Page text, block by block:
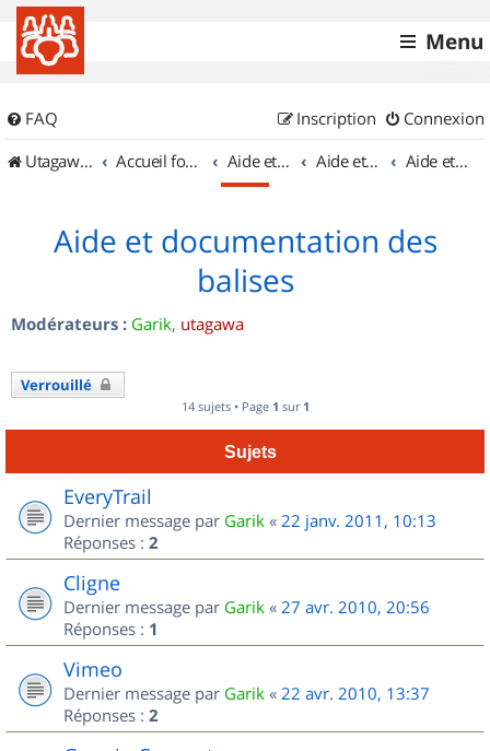
Menu
FAQ Connexion
Inscription
UtagawaVTT (Randos VTT et VTTAE avec traces GPS)
Accueil forum Aide et documentation Aide et documentation Aide et documentation des balises
Aide et documentation des
balises
Modérateurs : Garik, utagawa
Verrouillé
14 sujets • Page 1 sur 1
Sujets
EveryTrail
Dernier message par Garik « 22 janv. 2011, 10:13
Réponses : 2
Cligne
Dernier message par Garik « 27 avr. 2010, 20:56
Réponses : 1
Vimeo
Dernier message par Garik « 22 avr. 2010, 13:37
Réponses : 2